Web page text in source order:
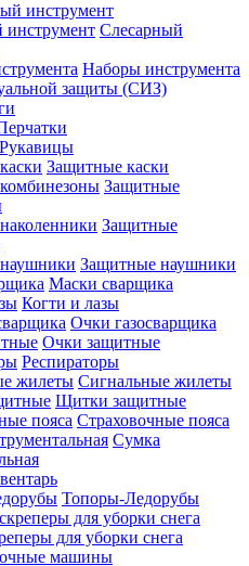
инструмент
Слесарный
Наборы инструмента
защиты (СИЗ)
Рукавицы
Защитные каски
Защитные
Защитные
Защитные наушники
Маски сварщика
Когти и лазы
Очки газосварщика
Очки защитные
Респираторы
Сигнальные жилеты
Щитки защитные
Страховочные пояса
Сумка
Топоры-Ледорубы
для уборки снега